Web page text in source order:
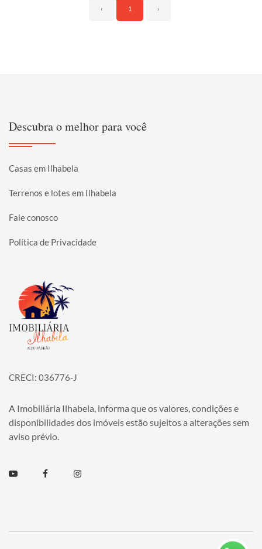
‹ 1 ›
Descubra o melhor para você
Casas em Ilhabela
Terrenos e lotes em Ilhabela
Fale conosco
Política de Privacidade
Página inicial
CRECI: 036776-J
A Imobiliária Ilhabela, informa que os valores, condições e
disponibilidades dos imóveis estão sujeitos a alterações sem
aviso prévio.
Youtube FacebookInstagram